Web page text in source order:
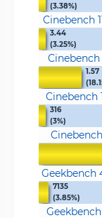
(3.38%)
Cinebench
3.44
(3.25%)
1.57
Cinebench
316
(3%)
Geekbench
7135
(3.85%)